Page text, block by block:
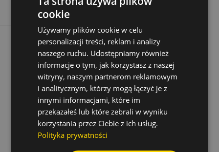
cookie
Używamy plików cookie w celu
personalizacji treści, reklam i analizy
naszego ruchu. Udostępniamy również
informacje o tym, jak korzystasz z naszej
witryny, naszym partnerom reklamowym
i analitycznym, którzy mogą łączyć je z
innymi informacjami, które im
przekazałeś lub które zebrali w wyniku
korzystania przez Ciebie z ich usług.
Polityka prywatności